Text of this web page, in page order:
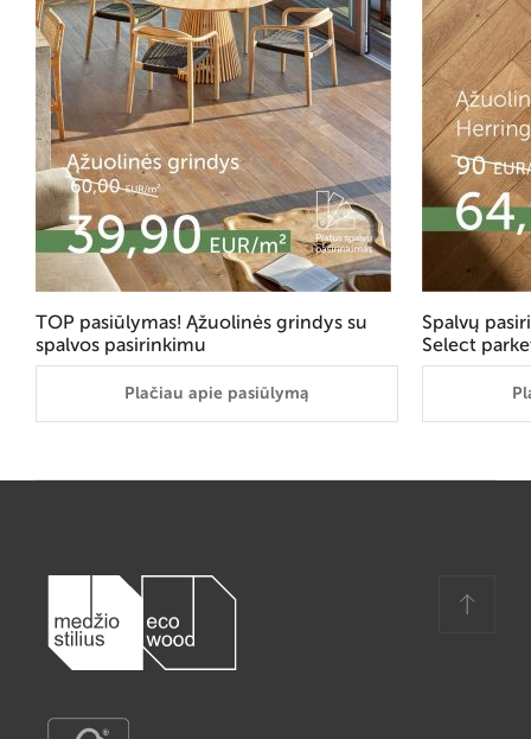
TOP pasiūlymas! Ąžuolinės grindys su
spalvos pasirinkimu
Plačiau apie pasiūlymą
Spalvų
Select